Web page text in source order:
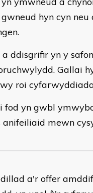
hyn cyn
ddisgrifir yn y
Gallai
roi
fod yn gwbl
anifeiliaid mewn
a'r offer